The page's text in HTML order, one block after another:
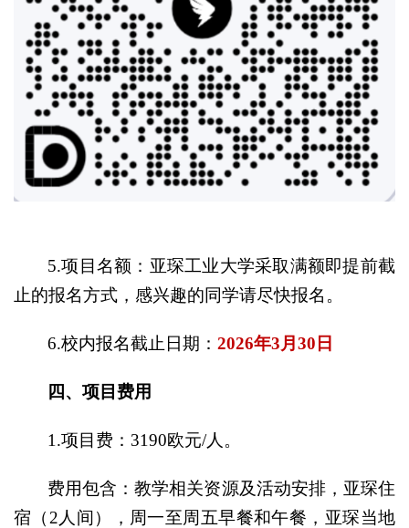
5.项目名额：亚琛工业大学采取满额即提前截
止的报名方式，感兴趣的同学请尽快报名。
6.校内报名截止日期： 2026年3月 30 日
四、项目费用
1.项目费：3190欧元/人。
费用包含：教学相关资源及活动安排，亚琛住
宿（2人间），周一至周五早餐和午餐，亚琛当地